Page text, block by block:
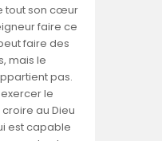
tout son cœur
faire ce
faire des
mais le
pas.
le
au Dieu
est capable